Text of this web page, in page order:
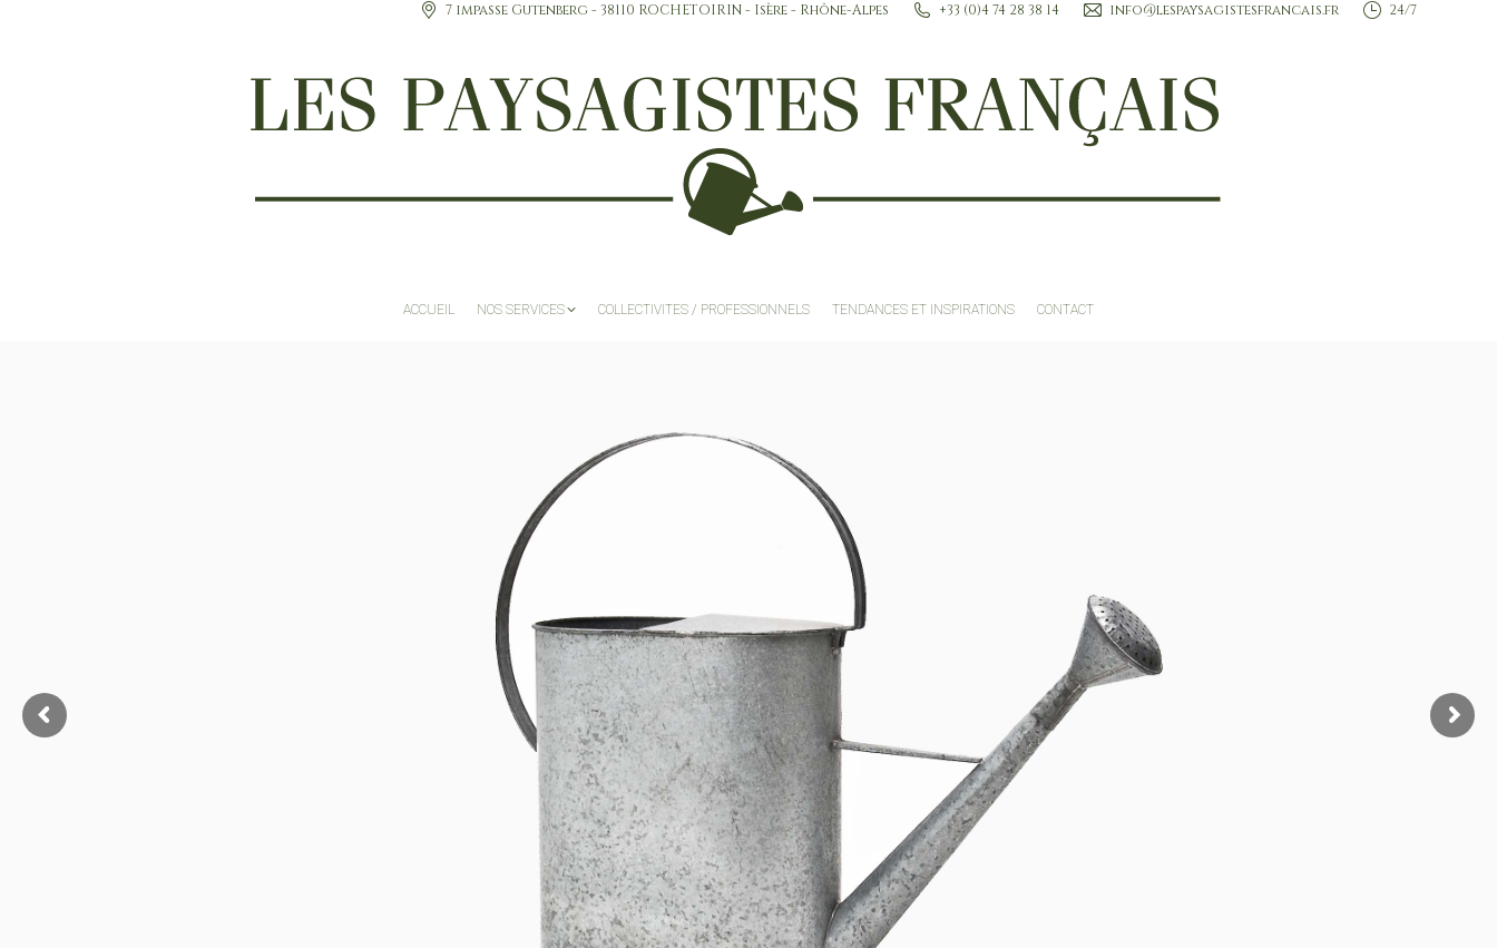
7 impasse Gutenberg - 38110 ROCHETOIRIN - Isère - Rhône-Alpes +33 (0)4 74 28 38 14 info@lespaysagistesfrancais.fr 24/7
ACCUEIL NOS SERVICES COLLECTIVITES / PROFESSIONNELS TENDANCES ET INSPIRATIONS CONTACT